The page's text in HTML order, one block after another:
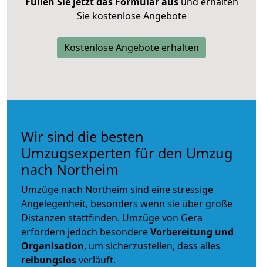
Sie kostenlose Angebote
Kostenlose Angebote erhalten
Wir sind die besten
Umzugsexperten für den Umzug
nach Northeim
Umzüge nach Northeim sind eine stressige
Angelegenheit, besonders wenn sie über große
Distanzen stattfinden. Umzüge von Gera
erfordern jedoch besondereVorbereitung und
Organisation, um sicherzustellen, dass alles
reibungslosverläuft.